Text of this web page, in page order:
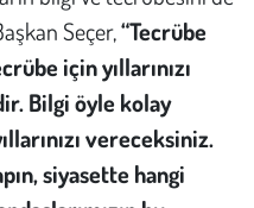
Seçer,“Tecrübe
için yıllarınızı
Bilgi öyle kolay
vereceksiniz.
siyasette hangi